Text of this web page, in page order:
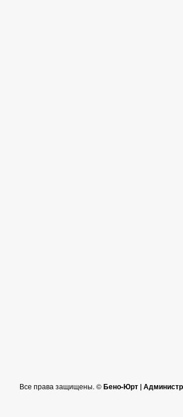
Все права защищены. ©Бено-Юрт |